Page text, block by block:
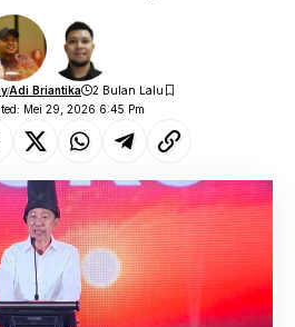
Mei 29, 2026 6:45 Pm
Adi Briantika 2 Bulan Lalu